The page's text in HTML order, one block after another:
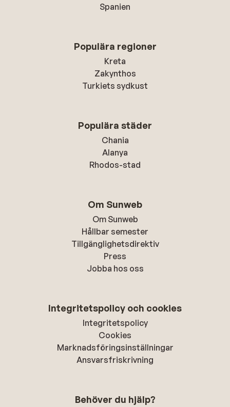
Spanien
Populära regioner
Kreta
Zakynthos
Turkiets sydkust
Populära städer
Chania
Alanya
Rhodos-stad
Om Sunweb
Om Sunweb
Hållbar semester
Tillgänglighetsdirektiv
Press
Jobba hos oss
Integritetspolicy och cookies
Integritetspolicy
Cookies
Marknadsföringsinställningar
Ansvarsfriskrivning
Behöver du hjälp?